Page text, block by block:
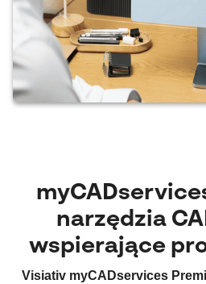
narzędzia
wspierające
Visiativ myCADservices